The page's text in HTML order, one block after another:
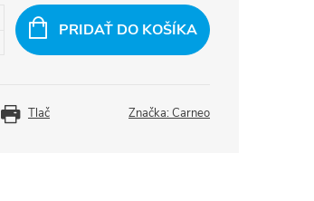
PRIDAŤ DO KOŠÍKA
Tlač Značka:Carneo